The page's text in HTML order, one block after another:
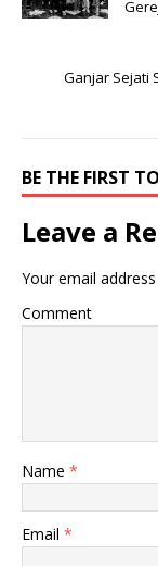
Ganjar Sejati
BE THE FIRST
Leave a
Your email
Comment
Name *
Email *